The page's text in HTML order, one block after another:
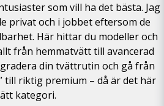
som vill ha det bästa. Jag
privat och i jobbet eftersom de
Här hittar du modeller och
från hemmatvätt till avancerad
din tvättrutin och gå från
till riktig premium – då är det här
kategori.